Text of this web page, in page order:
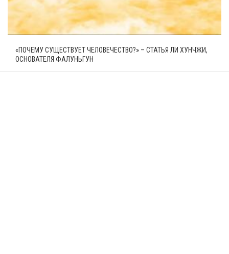
«ПОЧЕМУ СУЩЕСТВУЕТ ЧЕЛОВЕЧЕСТВО?» – СТАТЬЯ ЛИ ХУНЧЖИ,
ОСНОВАТЕЛЯ ФАЛУНЬГУН